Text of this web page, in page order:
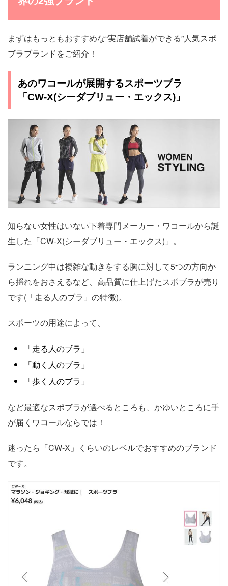
まずはもっともおすすめな“実店舗試着ができる”人気スポ
ブラブランドをご紹介！
あのワコールが展開するスポーツブラ
「CW-X(シーダブリュー・エックス)」
知らない女性はいない下着専門メーカー・ワコールから誕
生した「CW-X(シーダブリュー・エックス)」。
ランニング中は複雑な動きをする胸に対して5つの方向か
ら揺れをおさえるなど、高品質に仕上げたスポブラが売り
です(「走る人のブラ」の特徴)。
スポーツの用途によって、
「走る人のブラ」
「動く人のブラ」
「歩く人のブラ」
など最適なスポブラが選べるところも、かゆいところに手
が届くワコールならでは！
迷ったら「CW-X」くらいのレベルでおすすめのブランド
です。